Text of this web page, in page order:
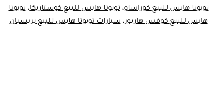
تويوتا هايس للبيع كوراساو،تويوتا هايس للبيع كوستاريكا،تويوتا
هايس للبيع كوفس هاربور،سيارات تويوتا هايس للبيع بريسبان